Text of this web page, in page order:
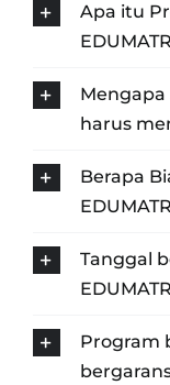
Apa itu
Mengapa
harus
Berapa
Tanggal
Program